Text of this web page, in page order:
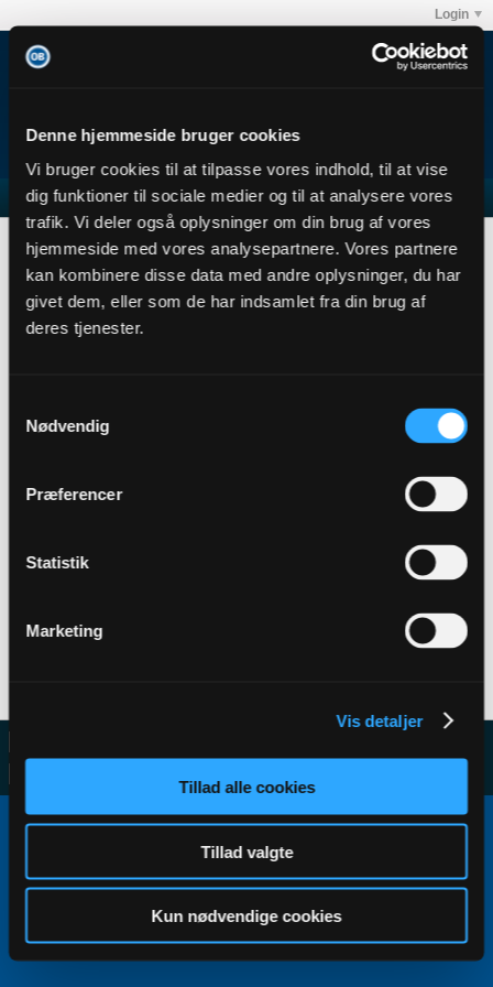
Denne hjemmeside bruger cookies
Vi bruger cookies til at tilpasse vores indhold, til at vise
dig funktioner til sociale medier og til at analysere vores
trafik. Vi deler også oplysninger om din brug af vores
hjemmeside med vores analysepartnere. Vores partnere
kan kombinere disse data med andre oplysninger, du har
givet dem, eller som de har indsamlet fra din brug af
deres tjenester.
Nødvendig
Præferencer
Statistik
Marketing
Vis detaljer
Tillad alle cookies
Tillad valgte
Kun nødvendige cookies
Login
User Profile
FFM
Senior Member
1
0
Copyright ©2000 - 2026, Jelsoft Enterprises Ltd.
All times are GMT+1. This page was generated at 20:51.